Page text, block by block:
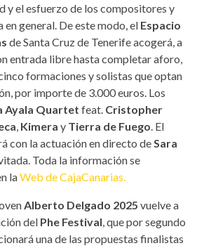
y el esfuerzo de los compositores y
general. De este modo, el Espacio
de Santa Cruz de Tenerife acogerá, a
entrada libre hasta completar aforo,
formaciones y solistas que optan
por importe de 3.000 euros. Los
Ayala Quartet feat. Cristopher
, Kimera y Tierra de Fuego. El
con la actuación en directo deSara
Toda la información se
laWeb de CajaCanarias.
Alberto Delgado 2025 vuelve a
del Phe Festival, que por segundo
una de las propuestas finalistas